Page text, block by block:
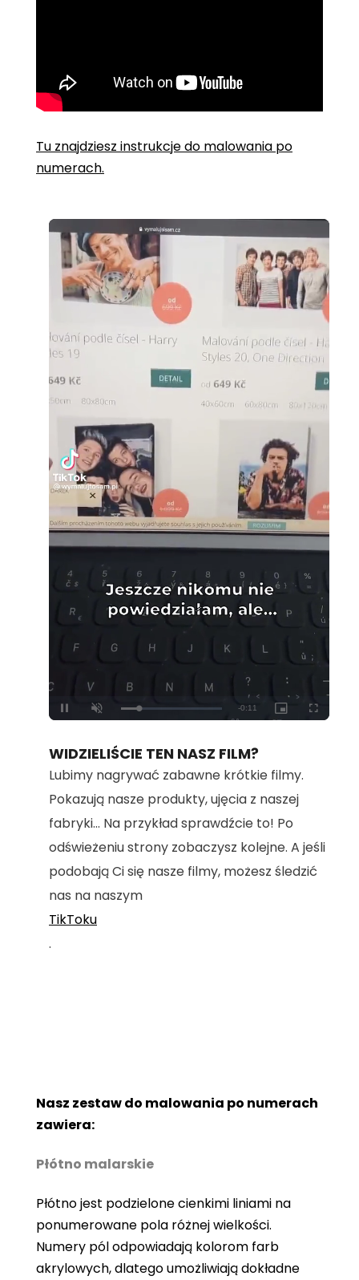
Tu znajdziesz instrukcje do malowania po
numerach.
Unmute Loaded:
100.00%
WIDZIELIŚCIE TEN NASZ FILM?
Lubimy nagrywać zabawne krótkie filmy.
Pokazują nasze produkty, ujęcia z naszej
fabryki... Na przykład sprawdźcie to! Po
odświeżeniu strony zobaczysz kolejne. A jeśli
podobają Ci się nasze filmy, możesz śledzić
nas na naszym
TikToku
.
Nasz zestaw do malowania po numerach
zawiera:
Płótno malarskie
Płótno jest podzielone cienkimi liniami na
ponumerowane pola różnej wielkości.
Numery pól odpowiadają kolorom farb
akrylowych, dlatego umożliwiają dokładne